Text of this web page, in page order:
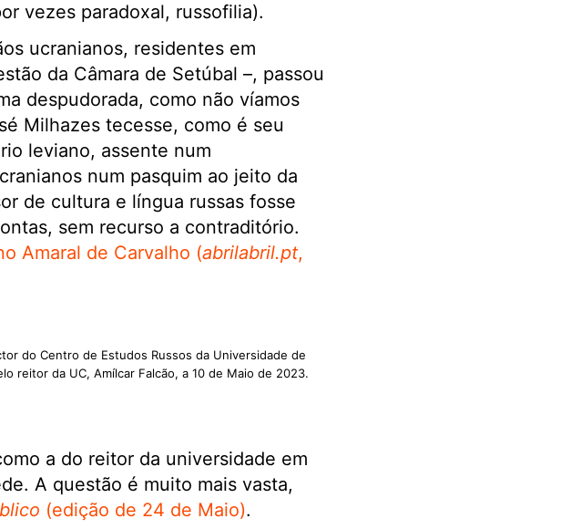
vezes paradoxal, russofilia).
ucranianos, residentes em
da Câmara de Setúbal –, passou
despudorada, como não víamos
Milhazes tecesse, como é seu
leviano, assente num
num pasquim ao jeito da
de cultura e língua russas fosse
sem recurso a contraditório.
Amaral de Carvalho (abrilabril.pt,
do Centro de Estudos Russos da Universidade de
reitor da UC, Amílcar Falcão, a 10 de Maio de 2023.
a do reitor da universidade em
A questão é muito mais vasta,
(edição de 24 de Maio).